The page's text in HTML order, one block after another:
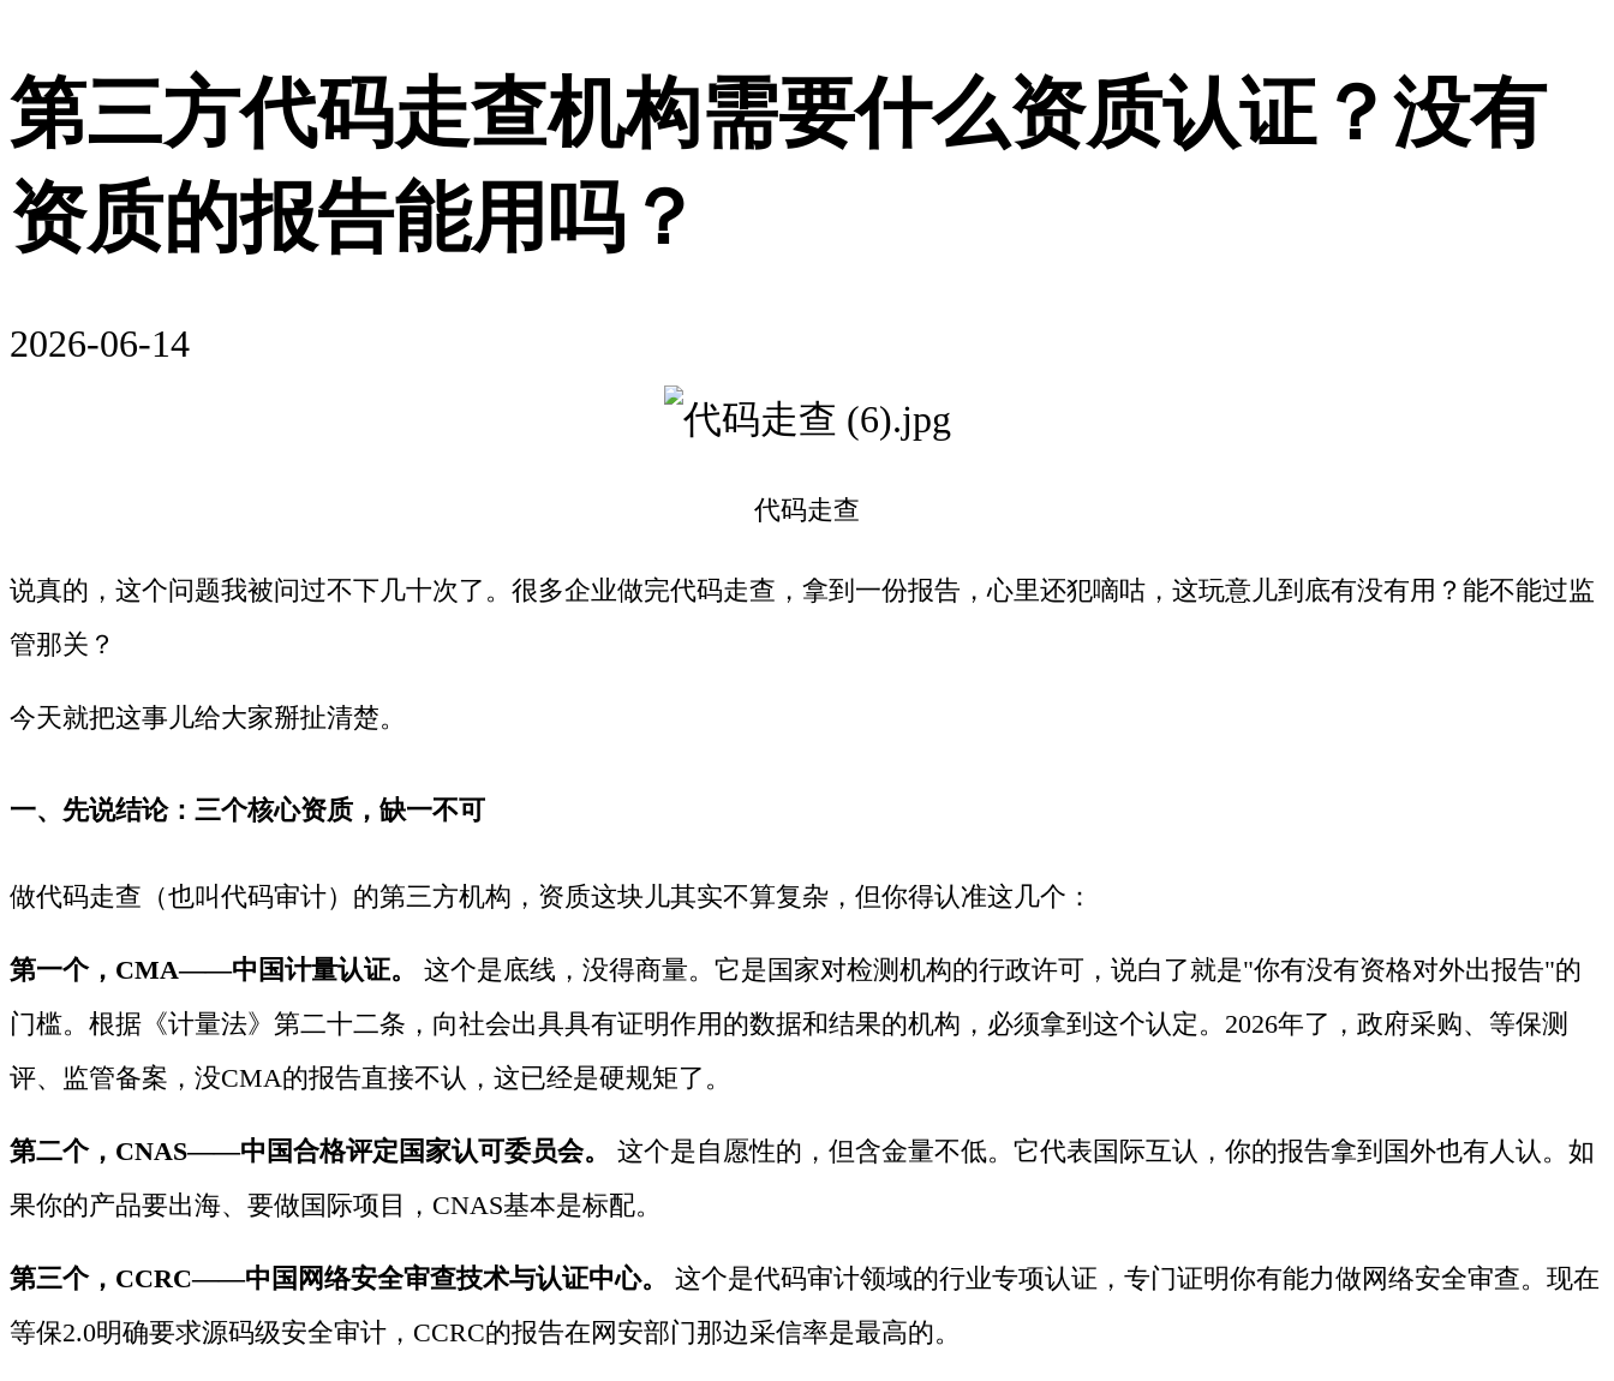
第三方代码走查机构需要什么资质认证？没有
资质的报告能用吗？
2026-06-14
代码走查
说真的，这个问题我被问过不下几十次了。很多企业做完代码走查，拿到一份报告，心里还犯嘀咕，这玩意儿到底有没有用？能不能过监
管那关？
今天就把这事儿给大家掰扯清楚。
一、先说结论：三个核心资质，缺一不可
做代码走查（也叫代码审计）的第三方机构，资质这块儿其实不算复杂，但你得认准这几个：
第一个，CMA——中国计量认证。
这个是底线，没得商量。它是国家对检测机构的行政许可，说白了就是"你有没有资格对外出报告"的
门槛。根据《计量法》第二十二条，向社会出具具有证明作用的数据和结果的机构，必须拿到这个认定。2026年了，政府采购、等保测
评、监管备案，没CMA的报告直接不认，这已经是硬规矩了。
第二个，CNAS——中国合格评定国家认可委员会。
这个是自愿性的，但含金量不低。它代表国际互认，你的报告拿到国外也有人认。如
果你的产品要出海、要做国际项目，CNAS基本是标配。
第三个，CCRC——中国网络安全审查技术与认证中心。
这个是代码审计领域的行业专项认证，专门证明你有能力做网络安全审查。现在
等保2.0明确要求源码级安全审计，CCRC的报告在网安部门那边采信率是最高的。